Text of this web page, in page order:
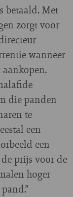
betaald. Met
zorgt voor
wanneer
die panden
te
een
een
prijs voor de
hoger